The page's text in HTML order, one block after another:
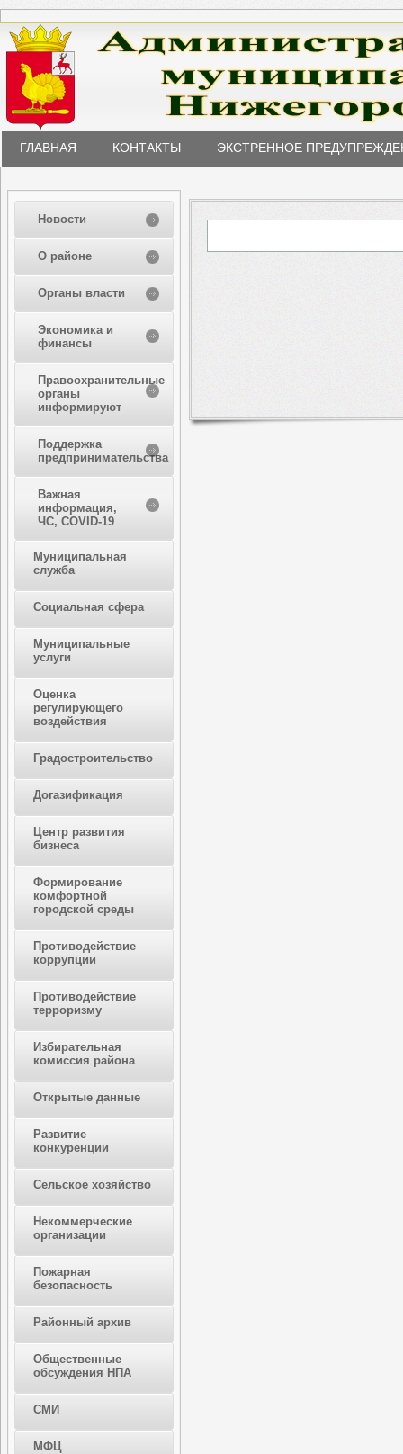
ГЛАВНАЯ КОНТАКТЫ ЭКСТРЕННОЕ
Новости
О районе
Органы власти
Экономика и
финансы
Правоохранительные
органы
информируют
Поддержка
предпринимательства
Важная
информация,
ЧС, COVID-19
Муниципальная
служба
Социальная сфера
Муниципальные
услуги
Оценка
регулирующего
воздействия
Градостроительство
Догазификация
Центр развития
бизнеса
Формирование
комфортной
городской среды
Противодействие
коррупции
Противодействие
терроризму
Избирательная
комиссия района
Открытые данные
Развитие
конкуренции
Сельское хозяйство
Некоммерческие
организации
Пожарная
безопасность
Районный архив
Общественные
обсуждения НПА
СМИ
МФЦ